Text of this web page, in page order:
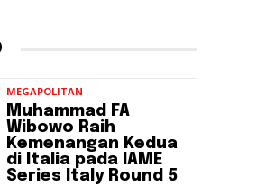
MEGAPOLITAN
Muhammad FA
Wibowo Raih
Kemenangan Kedua
di Italia pada IAME
Series Italy Round 5